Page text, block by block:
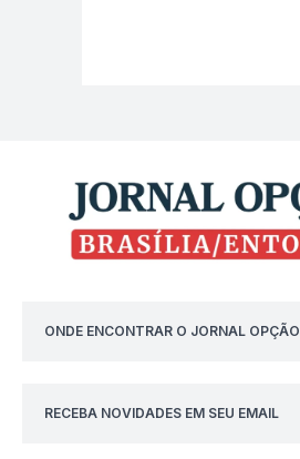
ONDE ENCONTRAR O JORNAL OPÇÃO
RECEBA NOVIDADES EM SEU EMAIL